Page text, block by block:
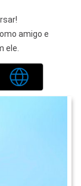
amigo e
ele.